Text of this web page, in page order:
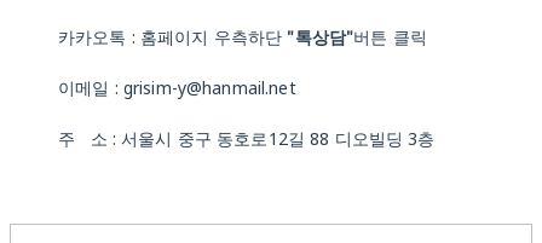
카카오톡 : 홈페이지 우측하단 "톡상담"버튼 클릭
이메일 : grisim-y@hanmail.net
주 소 : 서울시 중구 동호로12길 88 디오빌딩 3층